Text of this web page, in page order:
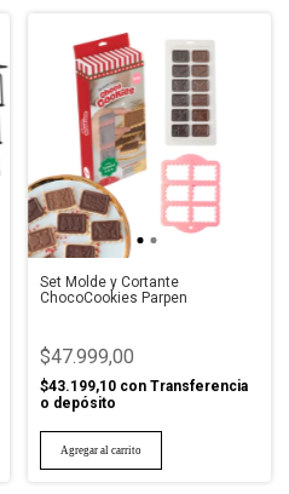
Set Molde y Cortante
ChocoCookies Parpen
$47.999,00
$43.199,10 con Transferencia
o depósito